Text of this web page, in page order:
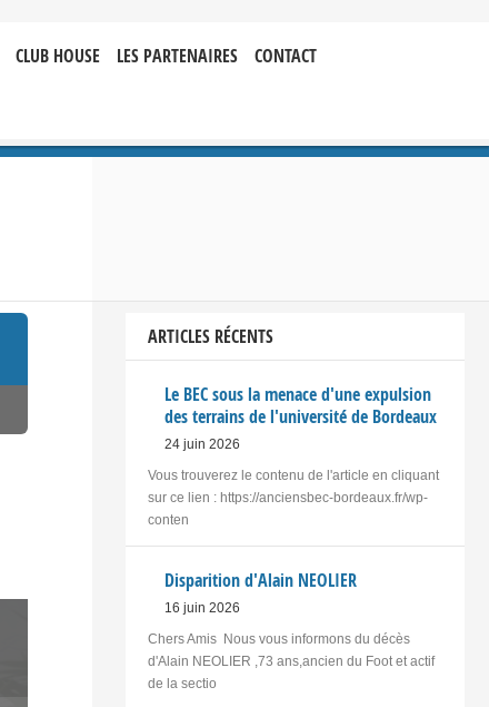
CLUB HOUSE LES PARTENAIRES CONTACT
ARTICLES RÉCENTS
Le BEC sous la menace d'une expulsion
des terrains de l'université de Bordeaux
24 juin 2026
Vous trouverez le contenu de l'article en cliquant
sur ce lien : https://anciensbec-bordeaux.fr/wp-
conten
Disparition d'Alain NEOLIER
16 juin 2026
Chers Amis Nous vous informons du décès
d'Alain NEOLIER ,73 ans,ancien du Foot et actif
de la sectio